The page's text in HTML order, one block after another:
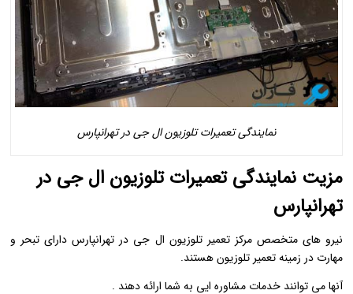
نمایندگی تعمیرات تلوزیون ال جی در تهرانپارس
مزیت نمایندگی تعمیرات تلوزیون ال جی در
تهرانپارس
نیرو های متخصص مرکز تعمیر تلوزیون ال جی در تهرانپارس دارای تبحر و
مهارت در زمینه تعمیر تلوزیون هستند.
آنها می توانند خدمات مشاوره ایی به شما ارائه دهند .